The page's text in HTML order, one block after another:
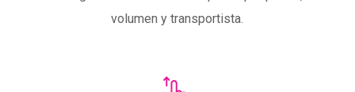
volumen y transportista.